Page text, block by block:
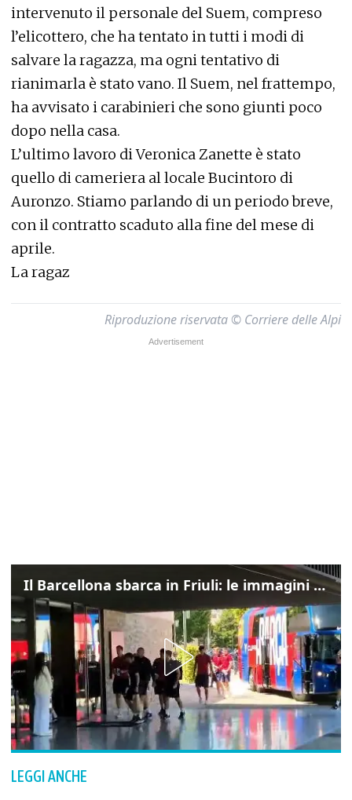
intervenuto il personale del Suem, compreso
l’elicottero, che ha tentato in tutti i modi di
salvare la ragazza, ma ogni tentativo di
rianimarla è stato vano. Il Suem, nel frattempo,
ha avvisato i carabinieri che sono giunti poco
dopo nella casa.
L’ultimo lavoro di Veronica Zanette è stato
quello di cameriera al locale Bucintoro di
Auronzo. Stiamo parlando di un periodo breve,
con il contratto scaduto alla fine del mese di
aprile.
La ragaz
Riproduzione riservata © Corriere delle Alpi
Il Barcellona sbarca in Friuli: le immagini dell'arrivo in albergo
LEGGI ANCHE